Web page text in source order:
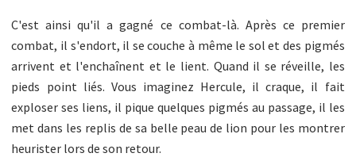
C'est ainsi qu'il a gagné ce combat-là. Après ce premier
combat, il s'endort, il se couche à même le sol et des pigmés
arrivent et l'enchaînent et le lient. Quand il se réveille, les
pieds point liés. Vous imaginez Hercule, il craque, il fait
exploser ses liens, il pique quelques pigmés au passage, il les
met dans les replis de sa belle peau de lion pour les montrer
heurister lors de son retour.